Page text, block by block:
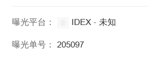
曝光平台： IDEX- 未知
曝光单号： 205097